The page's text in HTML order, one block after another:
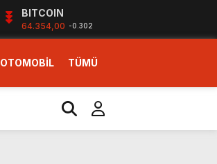
BITCOIN
64.354,00 -0.302
OTOMOBİL TÜMÜ